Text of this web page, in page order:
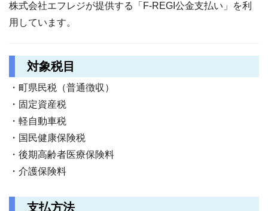
株式会社エフレジが提供する「F-REGI公金支払い」を利
用しています。
対象税目
・町県民税（普通徴収）
・固定資産税
・軽自動車税
・国民健康保険税
・後期高齢者医療保険料
・介護保険料
支払方法